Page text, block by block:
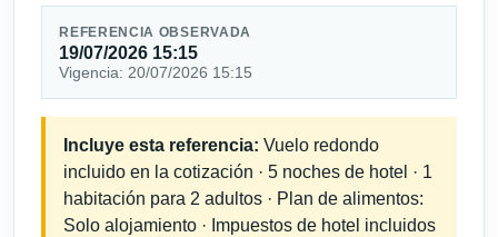
REFERENCIA OBSERVADA
19/07/2026 15:15
Vigencia: 20/07/2026 15:15
Incluye esta referencia: Vuelo redondo
incluido en la cotización · 5 noches de hotel · 1
habitación para 2 adultos · Plan de alimentos:
Solo alojamiento · Impuestos de hotel incluidos